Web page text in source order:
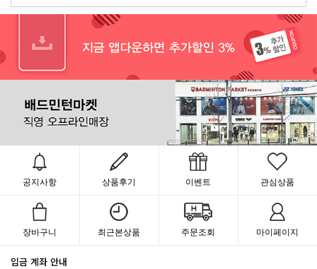
공지사항 상품후기 이벤트 관심상품
장바구니 최근본상품 주문조회 마이페이지
입금 계좌 안내